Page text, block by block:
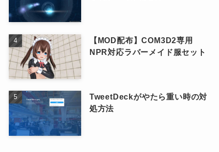
【MOD配布】COM3D2専用
NPR対応ラバーメイド服セット
TweetDeckがやたら重い時の対
処方法